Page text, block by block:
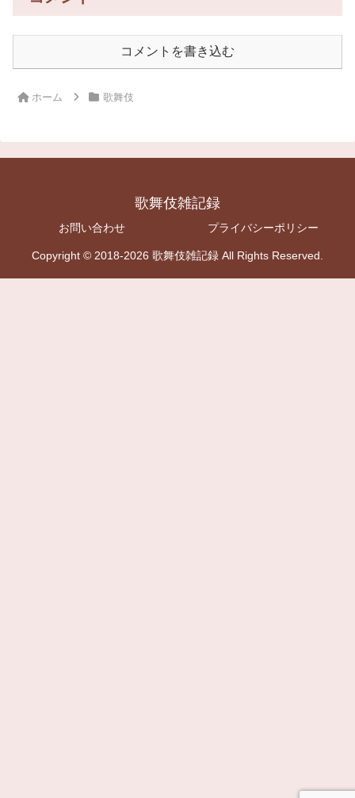
コメントを書き込む
ホーム 歌舞伎
歌舞伎雑記録
お問い合わせ プライバシーポリシー
Copyright © 2018-2026 歌舞伎雑記録 All Rights Reserved.